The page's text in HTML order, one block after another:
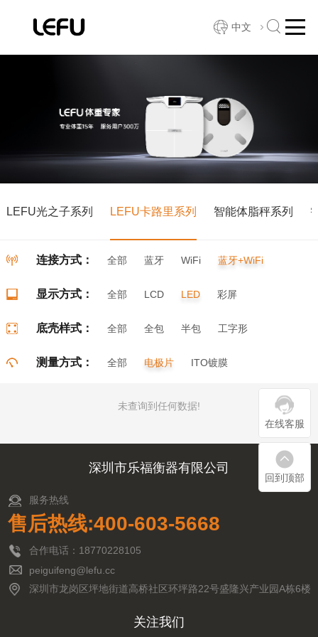
在线客服
回到顶部
中文
LEFU光之子系列 LEFU卡路里系列 智能体脂秤系列
连接方式： 全部 蓝牙 WiFi 蓝牙+WiFi
显示方式： 全部 LCD LED 彩屏
底壳样式： 全部 全包 半包
工字形
测量方式： 全部 电极片 ITO镀膜
未查询到任何数据!
深圳市乐福衡器有限公司
服务热线
售后热线:400-603-5668
合作电话：18770228105
peiguifeng@lefu.cc
深圳市龙岗区坪地街道高桥社区环坪路22号盛隆兴产业园A栋6楼
关注我们